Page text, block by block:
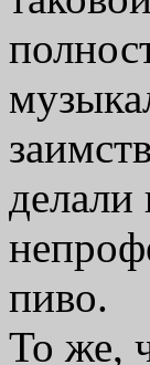
делали
пиво.
То же,